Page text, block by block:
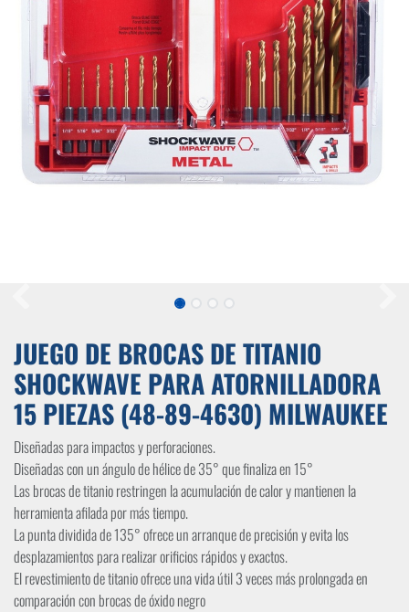
JUEGO DE BROCAS DE TITANIO
SHOCKWAVE PARA ATORNILLADORA
15 PIEZAS (48-89-4630) MILWAUKEE
Diseñadas para impactos y perforaciones.
Diseñadas con un ángulo de hélice de 35° que finaliza en 15°
Las brocas de titanio restringen la acumulación de calor y mantienen la
herramienta afilada por más tiempo.
La punta dividida de 135° ofrece un arranque de precisión y evita los
desplazamientos para realizar orificios rápidos y exactos.
El revestimiento de titanio ofrece una vida útil 3 veces más prolongada en
comparación con brocas de óxido negro